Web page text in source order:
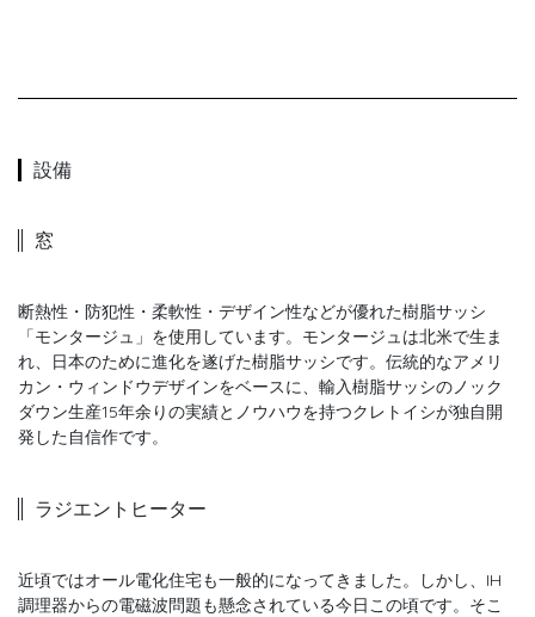
設備
窓
断熱性・防犯性・柔軟性・デザイン性などが優れた樹脂サッシ
「モンタージュ」を使用しています。モンタージュは北米で生ま
れ、日本のために進化を遂げた樹脂サッシです。伝統的なアメリ
カン・ウィンドウデザインをベースに、輸入樹脂サッシのノック
ダウン生産15年余りの実績とノウハウを持つクレトイシが独自開
発した自信作です。
ラジエントヒーター
近頃ではオール電化住宅も一般的になってきました。しかし、IH
調理器からの電磁波問題も懸念されている今日この頃です。そこ